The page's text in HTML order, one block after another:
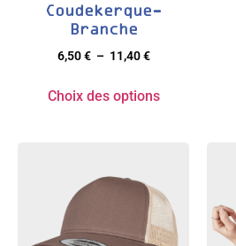
Coudekerque-
Branche
6,50€ – 11,40€
Choix des options